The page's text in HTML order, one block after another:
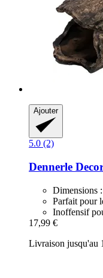
Ajouter
5.0 (2)
Dennerle
Dimensions
Parfait pour
Inoffensif
17,99 €
Livraison jusqu'au